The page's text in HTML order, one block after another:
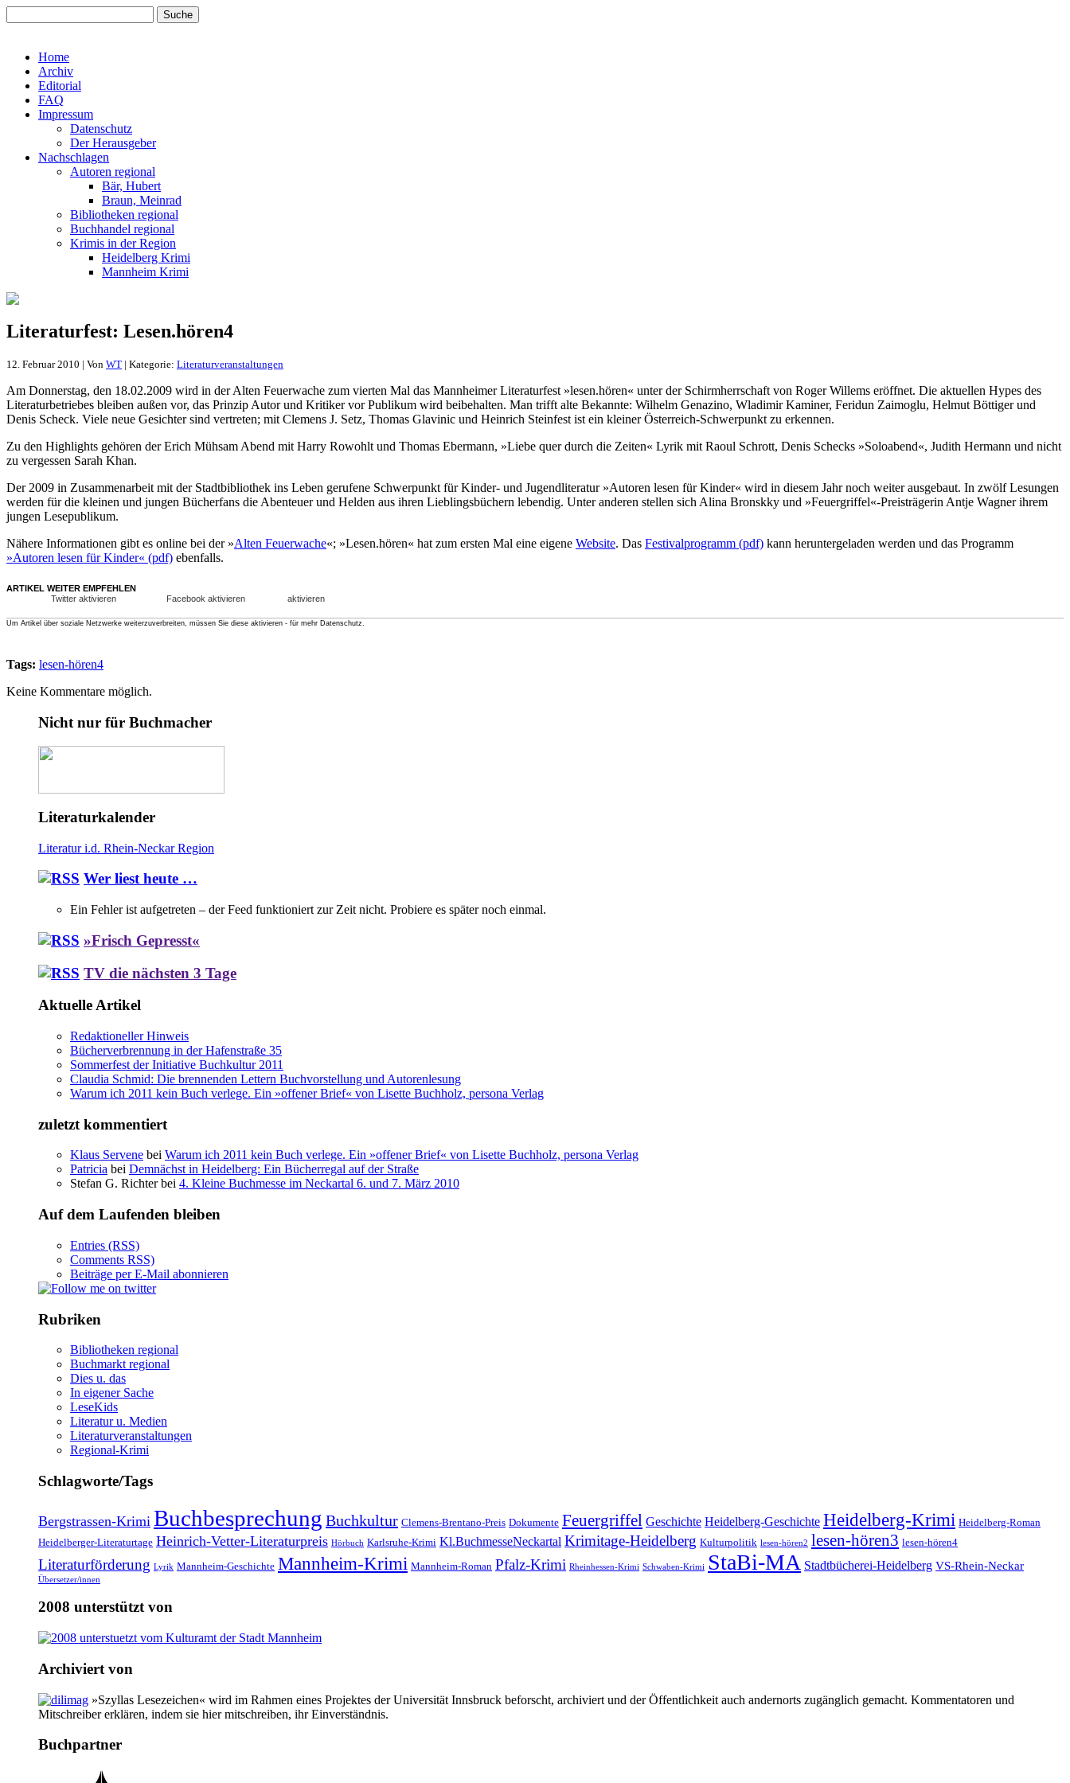
Home
Archiv
Editorial
FAQ
Impressum
Datenschutz
Der Herausgeber
Nachschlagen
Autoren regional
Bär, Hubert
Braun, Meinrad
Bibliotheken regional
Buchhandel regional
Krimis in der Region
Heidelberg Krimi
Mannheim Krimi
Literaturfest: Lesen.hören4
12. Februar 2010 | Von WT | Kategorie: Literaturveranstaltungen
Am Donnerstag, den 18.02.2009 wird in der Alten Feuerwache zum vierten Mal das Mannheimer Literaturfest »lesen.hören« unter der Schirmherrschaft von Roger Willems eröffnet. Die aktuellen Hypes des
Literaturbetriebes bleiben außen vor, das Prinzip Autor und Kritiker vor Publikum wird beibehalten. Man trifft alte Bekannte: Wilhelm Genazino, Wladimir Kaminer, Feridun Zaimoglu, Helmut Böttiger und
Denis Scheck. Viele neue Gesichter sind vertreten; mit Clemens J. Setz, Thomas Glavinic und Heinrich Steinfest ist ein kleiner Österreich-Schwerpunkt zu erkennen.
Zu den Highlights gehören der Erich Mühsam Abend mit Harry Rowohlt und Thomas Ebermann, »Liebe quer durch die Zeiten« Lyrik mit Raoul Schrott, Denis Schecks »Soloabend«, Judith Hermann und nicht
zu vergessen Sarah Khan.
Der 2009 in Zusammenarbeit mit der Stadtbibliothek ins Leben gerufene Schwerpunkt für Kinder- und Jugendliteratur »Autoren lesen für Kinder« wird in diesem Jahr noch weiter ausgebaut. In zwölf Lesungen
werden für die kleinen und jungen Bücherfans die Abenteuer und Helden aus ihren Lieblingsbüchern lebendig. Unter anderen stellen sich Alina Bronskky und »Feuergriffel«-Preisträgerin Antje Wagner ihrem
jungen Lesepublikum.
Nähere Informationen gibt es online bei der »Alten Feuerwache«; »Lesen.hören« hat zum ersten Mal eine eigene Website. Das Festivalprogramm (pdf) kann heruntergeladen werden und das Programm
»Autoren lesen für Kinder« (pdf) ebenfalls.
ARTIKEL WEITER EMPFEHLEN
Twitter aktivieren
Facebook aktivieren aktivieren
Um Artikel über soziale Netzwerke weiterzuverbreiten, müssen Sie diese aktivieren - für mehr Datenschutz.
Tags: lesen-hören4
Keine Kommentare möglich.
Nicht nur für Buchmacher
Literaturkalender
Literatur i.d. Rhein-Neckar Region
Wer liest heute …
Ein Fehler ist aufgetreten – der Feed funktioniert zur Zeit nicht. Probiere es später noch einmal.
»Frisch Gepresst«
TV die nächsten 3 Tage
Aktuelle Artikel
Redaktioneller Hinweis
Bücherverbrennung in der Hafenstraße 35
Sommerfest der Initiative Buchkultur 2011
Claudia Schmid: Die brennenden Lettern Buchvorstellung und Autorenlesung
Warum ich 2011 kein Buch verlege. Ein »offener Brief« von Lisette Buchholz, persona Verlag
zuletzt kommentiert
Klaus Servene bei Warum ich 2011 kein Buch verlege. Ein »offener Brief« von Lisette Buchholz, persona Verlag
Patricia bei Demnächst in Heidelberg: Ein Bücherregal auf der Straße
Stefan G. Richter bei 4. Kleine Buchmesse im Neckartal 6. und 7. März 2010
Auf dem Laufenden bleiben
Entries (RSS)
Comments RSS)
Beiträge per E-Mail abonnieren
Rubriken
Bibliotheken regional
Buchmarkt regional
Dies u. das
In eigener Sache
LeseKids
Literatur u. Medien
Literaturveranstaltungen
Regional-Krimi
Schlagworte/Tags
Bergstrassen-Krimi Buchbesprechung Buchkultur Clemens-Brentano-Preis Dokumente Feuergriffel Geschichte Heidelberg-Geschichte Heidelberg-Krimi Heidelberg-Roman
Heidelberger-Literaturtage Heinrich-Vetter-Literaturpreis Hörbuch Karlsruhe-Krimi Kl.BuchmesseNeckartal Krimitage-Heidelberg Kulturpolitik lesen-hören2 lesen-hören3 lesen-hören4
Literaturförderung Lyrik Mannheim-Geschichte Mannheim-Krimi Mannheim-Roman Pfalz-Krimi Rheinhessen-Krimi Schwaben-Krimi StaBi-MA Stadtbücherei-Heidelberg VS-Rhein-Neckar
Übersetzer/innen
2008 unterstützt von
Archiviert von
»Szyllas Lesezeichen« wird im Rahmen eines Projektes der Universität Innsbruck beforscht, archiviert und der Öffentlichkeit auch andernorts zugänglich gemacht. Kommentatoren und
Mitschreiber erklären, indem sie hier mitschreiben, ihr Einverständnis.
Buchpartner